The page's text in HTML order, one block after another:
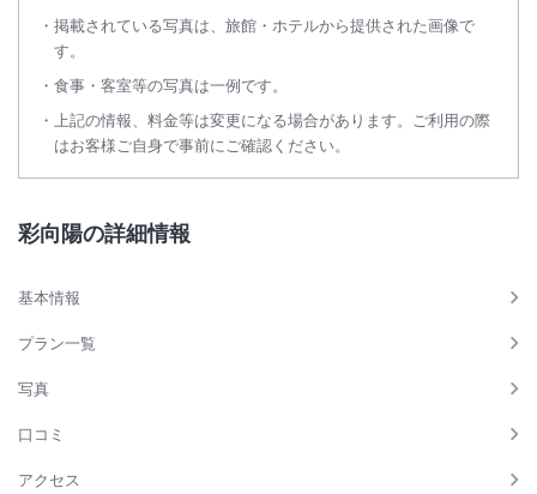
り組みの一環としまして一部アメニティを有料化しております。
ップ、ヘアブラシ
詳細につきましては施設のホームページをご確認ください。
掲載されている写真は、旅館・ホテルから提供された画像で
す。
食事・客室等の写真は一例です。
上記の情報、料金等は変更になる場合があります。ご利用の際
はお客様ご自身で事前にご確認ください。
彩向陽の詳細情報
基本情報
プラン一覧
写真
口コミ
アクセス